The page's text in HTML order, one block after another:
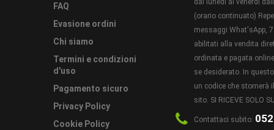
POSA:
FAQ
Evasione ordini
Chi siamo
Termini e condizioni
d'uso
Pagamento sicuro
Privacy Policy
Cookie Policy
dal lunedì al venerdì
(orario continuato)
messaggi What'sApp,
abilitati alla vendita
ordinata e pagata
se desiderato. In
un codice che stornerà
sito. SI RICEVE SOLO
Contattaci subito: